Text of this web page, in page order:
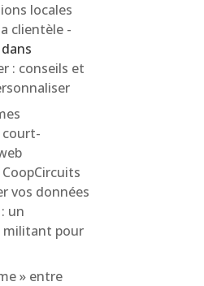
locales
clientèle -
dans
: conseils et
court-
vos données
un
militant pour
» entre